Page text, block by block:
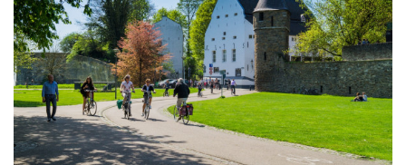
Eten
Drinken
Slapen
Recreatief
Winkels